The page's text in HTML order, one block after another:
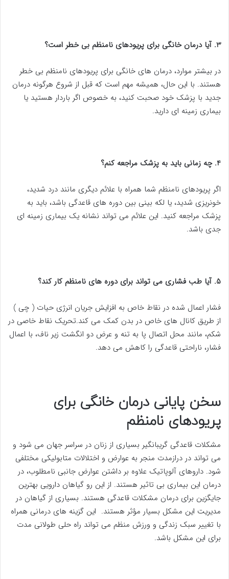
3. آیا درمان خانگی برای پریودهای نامنظم بی خطر است؟
در بیشتر موارد، درمان های خانگی برای پریودهای نامنظم بی خطر
هستند. با این حال، همیشه مهم است که قبل از شروع هرگونه درمان
جدید با پزشک خود صحبت کنید، به خصوص اگر باردار هستید یا
بیماری زمینه ای دارید.
4. چه زمانی باید به پزشک مراجعه کنم؟
اگر پریودهای نامنظم شما همراه با علائم دیگری مانند درد شدید،
خونریزی شدید، یا لکه بینی بین دوره های قاعدگی باشد، باید به
پزشک مراجعه کنید. این علائم می تواند نشانه یک بیماری زمینه ای
جدی باشد.
5. آیا طب فشاری می تواند برای دوره های نامنظم کار کند؟
فشار اعمال شده در نقاط خاص به افزایش جریان انرژی حیات ( چی )
از طریق کانال های خاص در بدن کمک می کند.تحریک نقاط خاصی در
شکم، مانند محل اتصال پا به تنه و عرض دو انگشت زیر ناف، با اعمال
فشار، ناراحتی قاعدگی را کاهش می دهد.
سخن پایانی درمان خانگی برای
پریودهای نامنظم
مشکلات قاعدگی گریبانگیر بسیاری از زنان در سراسر جهان می شود و
می تواند در درازمدت منجر به عوارض و اختلالات متابولیکی مختلفی
شود. داروهای آلوپاتیک علاوه بر داشتن عوارض جانبی نامطلوب، در
درمان این بیماری بی تاثیر هستند. از این رو گیاهان دارویی بهترین
جایگزین برای درمان مشکلات قاعدگی هستند. بسیاری از گیاهان در
مدیریت این مشکل بسیار مؤثر هستند. این گزینه های درمانی همراه
با تغییر سبک زندگی و ورزش منظم می تواند راه حلی طولانی مدت
برای این مشکل باشد.